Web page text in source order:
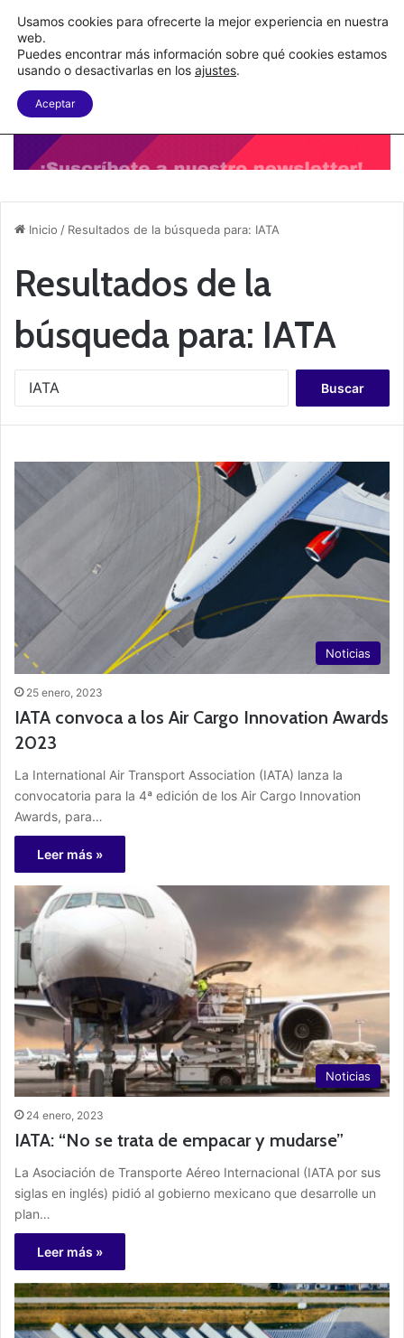
C&A México completa la implementación de su WMS en la nube
Menu
Inicio / Resultados de la búsqueda para: IATA
Resultados de la
búsqueda para: IATA
:
Noticias
25 enero, 2023
IATA convoca a los Air Cargo Innovation Awards
2023
La International Air Transport Association (IATA) lanza la
convocatoria para la 4ª edición de los Air Cargo Innovation
Awards, para…
Leer más »
Noticias
24 enero, 2023
IATA: “No se trata de empacar y mudarse”
La Asociación de Transporte Aéreo Internacional (IATA por sus
siglas en inglés) pidió al gobierno mexicano que desarrolle un
plan…
Leer más »
Usamos cookies para ofrecerte la mejor experiencia en nuestra
web.
Puedes encontrar más información sobre qué cookies estamos
usando o desactivarlas en los ajustes.
Aceptar